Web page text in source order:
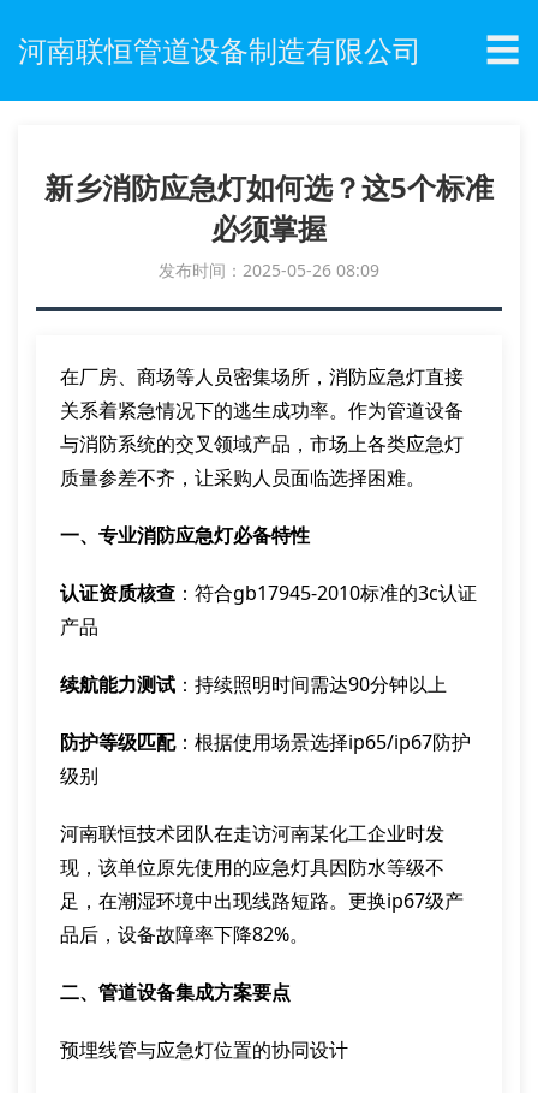
河南联恒管道设备制造有限公司 ☰
新乡消防应急灯如何选？这5个标准
必须掌握
发布时间：2025-05-26 08:09
在厂房、商场等人员密集场所，消防应急灯直接
关系着紧急情况下的逃生成功率。作为管道设备
与消防系统的交叉领域产品，市场上各类应急灯
质量参差不齐，让采购人员面临选择困难。
一、专业消防应急灯必备特性
认证资质核查 ：符合gb17945-2010标准的3c认证
产品
续航能力测试 ：持续照明时间需达90分钟以上
防护等级匹配：根据使用场景选择ip65/ip67防护
级别
河南联恒技术团队在走访河南某化工企业时发
现，该单位原先使用的应急灯具因防水等级不
足，在潮湿环境中出现线路短路。更换ip67级产
品后，设备故障率下降82%。
二、管道设备集成方案要点
预埋线管与应急灯位置的协同设计